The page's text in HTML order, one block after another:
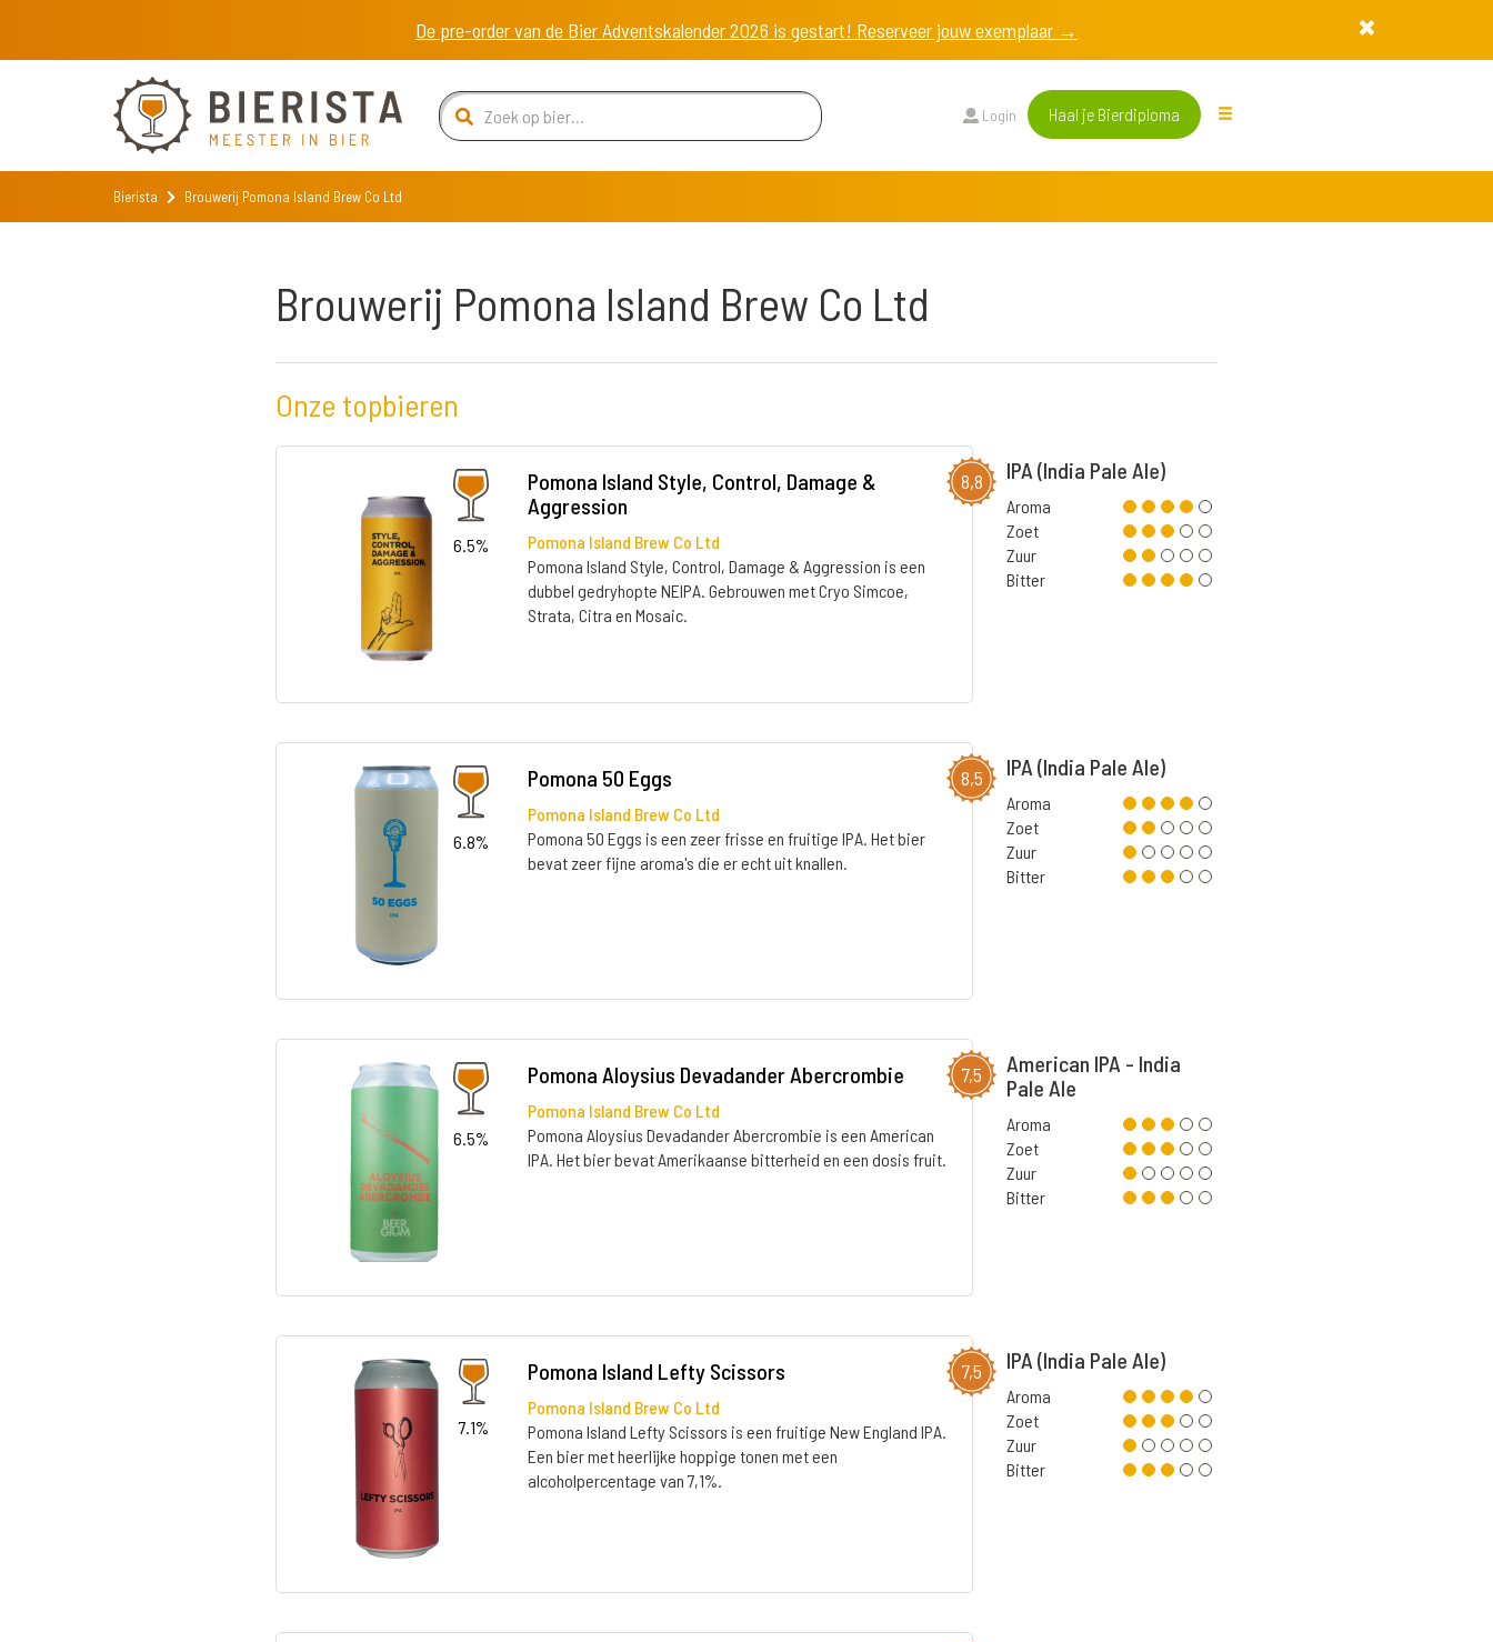
De pre-order van de Bier Adventskalender 2026 is gestart! Reserveer jouw exemplaar →
Login Haal je Bierdiploma
Bierista Brouwerij Pomona Island Brew Co Ltd
Brouwerij Pomona Island Brew Co Ltd
Onze topbieren
8,8
6.5%
Pomona Island Style, Control, Damage &
Aggression
Pomona Island Brew Co Ltd
Pomona Island Style, Control, Damage & Aggression is een
dubbel gedryhopte NEIPA. Gebrouwen met Cryo Simcoe,
Strata, Citra en Mosaic.
IPA (India Pale Ale)
Aroma
Zoet
Zuur
Bitter
8,5
6.8%
Pomona 50 Eggs
Pomona Island Brew Co Ltd
Pomona 50 Eggs is een zeer frisse en fruitige IPA. Het bier
bevat zeer fijne aroma's die er echt uit knallen.
IPA (India Pale Ale)
Aroma
Zoet
Zuur
Bitter
7,5
6.5%
Pomona Aloysius Devadander Abercrombie
Pomona Island Brew Co Ltd
Pomona Aloysius Devadander Abercrombie is een American
IPA. Het bier bevat Amerikaanse bitterheid en een dosis fruit.
American IPA - India
Pale Ale
Aroma
Zoet
Zuur
Bitter
7,5
7.1%
Pomona Island Lefty Scissors
Pomona Island Brew Co Ltd
Pomona Island Lefty Scissors is een fruitige New England IPA.
Een bier met heerlijke hoppige tonen met een
alcoholpercentage van 7,1%.
IPA (India Pale Ale)
Aroma
Zoet
Zuur
Bitter